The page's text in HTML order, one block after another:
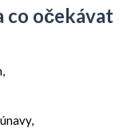
co očekávat